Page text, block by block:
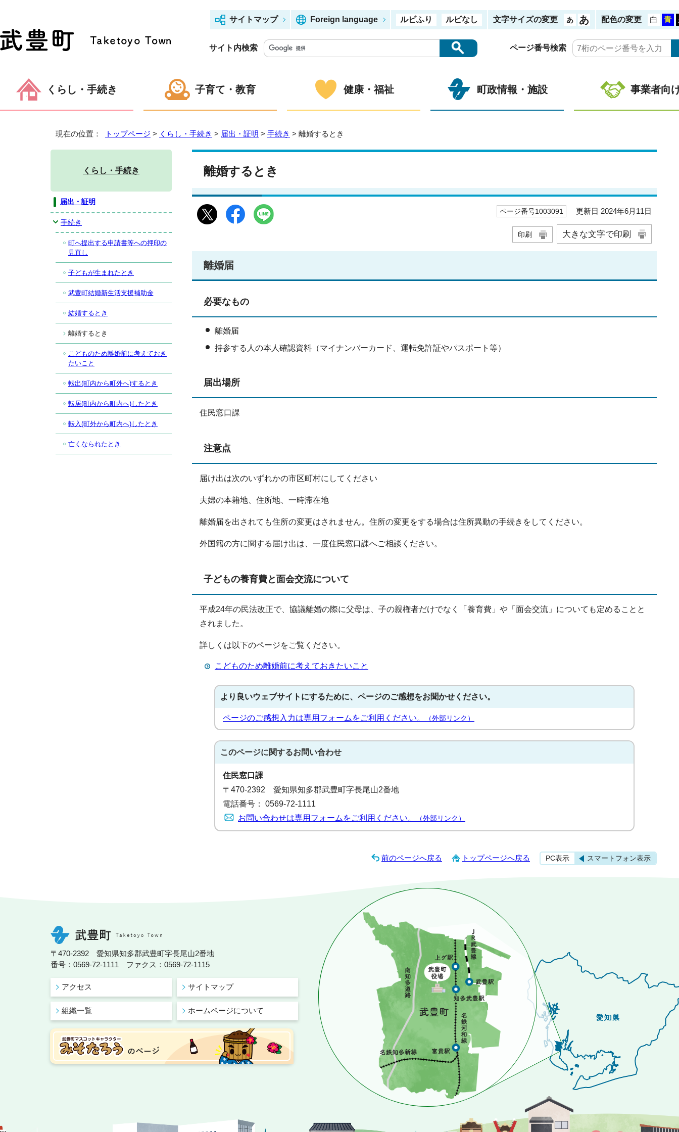
サイトマップ Foreign language ルビふり ルビなし 文字サイズの変更 配色の変更
サイト内検索 ページ番号検索
くらし・手続き 子育て・教育 健康・福祉 町政情報・施設 事業者向
現在の位置： トップページ > くらし・手続き > 届出・証明 > 手続き > 離婚するとき
離婚するとき
ページ番号1003091 更新日 2024年6月11日
印刷 大きな文字で印刷
離婚届
必要なもの
離婚届
持参する人の本人確認資料（マイナンバーカード、運転免許証やパスポート等）
届出場所
住民窓口課
注意点
届け出は次のいずれかの市区町村にしてください
夫婦の本籍地、住所地、一時滞在地
離婚届を出されても住所の変更はされません。住所の変更をする場合は住所異動の手続きをしてください。
外国籍の方に関する届け出は、一度住民窓口課へご相談ください。
子どもの養育費と面会交流について
平成24年の民法改正で、協議離婚の際に父母は、子の親権者だけでなく「養育費」や「面会交流」についても定めることと
されました。
詳しくは以下のページをご覧ください。
こどものため離婚前に考えておきたいこと
より良いウェブサイトにするために、ページのご感想をお聞かせください。
ページのご感想入力は専用フォームをご利用ください。 （外部リンク）
このページに関するお問い合わせ
住民窓口課
〒470-2392 愛知県知多郡武豊町字長尾山2番地
電話番号： 0569-72-1111
お問い合わせは専用フォームをご利用ください。
（外部リンク）
くらし・手続き
届出・証明
手続き
町へ提出する申請書等への押印の
見直し
子どもが生まれたとき
武豊町結婚新生活支援補助金
結婚するとき
離婚するとき
こどものため離婚前に考えておき
たいこと
転出(町内から町外へ)するとき
転居(町内から町内へ)したとき
転入(町外から町内へ)したとき
亡くなられたとき
前のページへ戻る トップページへ戻る PC表示 スマートフォン表示
〒470-2392 愛知県知多郡武豊町字長尾山2番地
番号：0569-72-1111 ファクス：0569-72-1115
アクセス サイトマップ
組織一覧 ホームページについて